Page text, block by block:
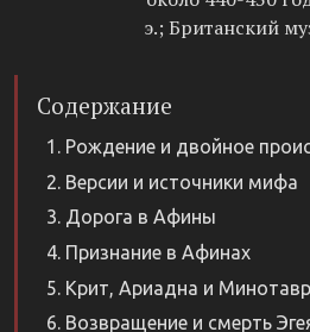
э.; Британский
Содержание
Рождение и двойное
Версии и источники мифа
Дорога в Афины
Признание в Афинах
Крит, Ариадна и Минотавр
Возвращение и смерть